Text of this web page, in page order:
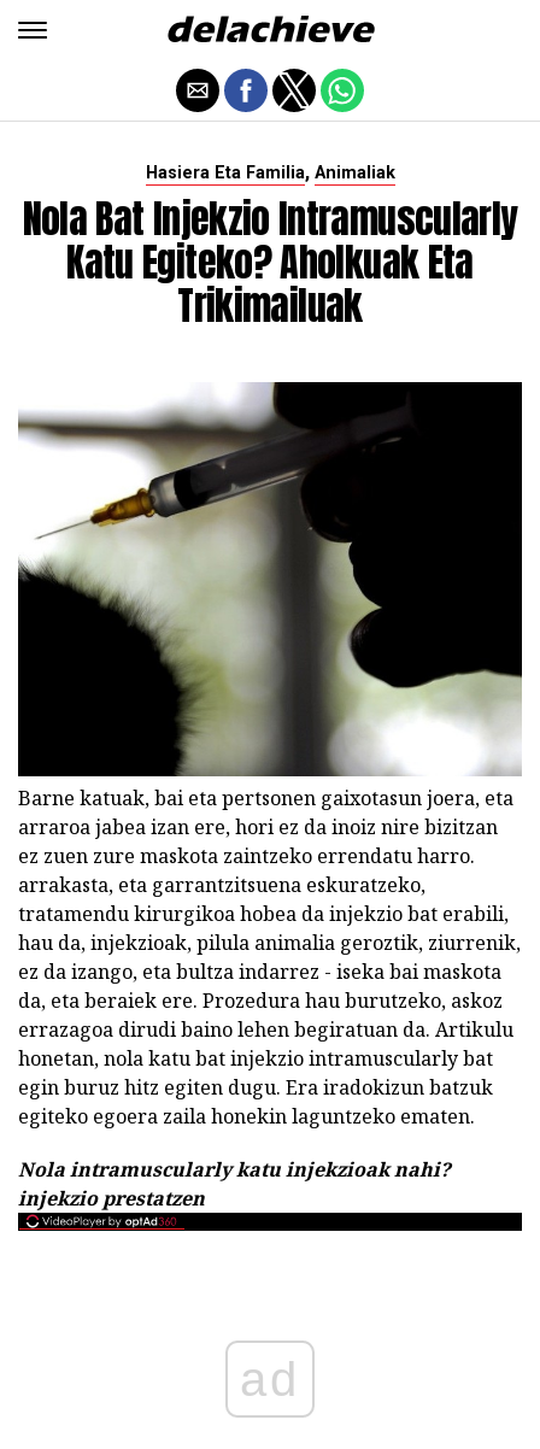
Hasiera Eta Familia, Animaliak
Nola Bat Injekzio Intramuscularly
Katu Egiteko? Aholkuak Eta
Trikimailuak
Barne katuak, bai eta pertsonen gaixotasun joera, eta
arraroa jabea izan ere, hori ez da inoiz nire bizitzan
ez zuen zure maskota zaintzeko errendatu harro.
arrakasta, eta garrantzitsuena eskuratzeko,
tratamendu kirurgikoa hobea da injekzio bat erabili,
hau da, injekzioak, pilula animalia geroztik, ziurrenik,
ez da izango, eta bultza indarrez - iseka bai maskota
da, eta beraiek ere. Prozedura hau burutzeko, askoz
errazagoa dirudi baino lehen begiratuan da. Artikulu
honetan, nola katu bat injekzio intramuscularly bat
egin buruz hitz egiten dugu. Era iradokizun batzuk
egiteko egoera zaila honekin laguntzeko ematen.
Nola intramuscularly katu injekzioak nahi?
injekzio prestatzen
ad